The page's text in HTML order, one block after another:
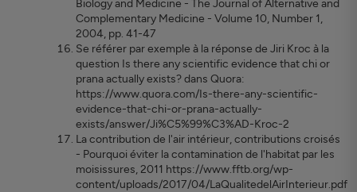
Biology and Medicine - The Journal of Alternative and
Complementary Medicine - Volume 10, Number 1,
2004, pp. 41-47
Se référer par exemple à la réponse de Jiri Kroc à la
question Is there any scientific evidence that chi or
prana actually exists? dans Quora:
https://www.quora.com/Is-there-any-scientific-
evidence-that-chi-or-prana-actually-
exists/answer/Ji%C5%99%C3%AD-Kroc-2
La contribution de l'air intérieur, contributions croisés
- Pourquoi éviter la contamination de l'habitat par les
moisissures, 2011 https://www.fftb.org/wp-
content/uploads/2017/04/LaQualitedelAirInterieur.pdf